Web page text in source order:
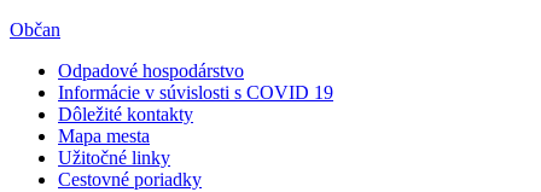
Občan
Odpadové hospodárstvo
Informácie v súvislosti s COVID 19
Dôležité kontakty
Mapa mesta
Užitočné linky
Cestovné poriadky